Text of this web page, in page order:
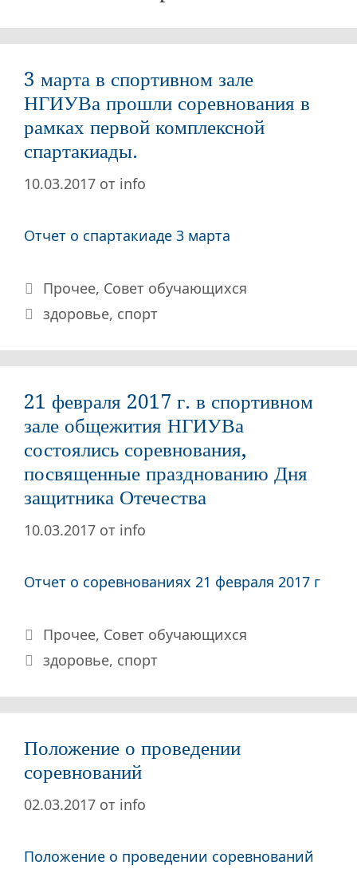
3 марта в спортивном зале
НГИУВа прошли соревнования в
рамках первой комплексной
спартакиады.
10.03.2017 от info
Отчет о спартакиаде 3 марта
Рубрики
Прочее, Совет обучающихся
Метки
здоровье, спорт
21 февраля 2017 г. в спортивном
зале общежития НГИУВа
состоялись соревнования,
посвященные празднованию Дня
защитника Отечества
10.03.2017 от info
Отчет о соревнованиях 21 февраля 2017 г
Рубрики
Прочее, Совет обучающихся
Метки
здоровье, спорт
Положение о проведении
соревнований
02.03.2017 от info
Положение о проведении соревнований